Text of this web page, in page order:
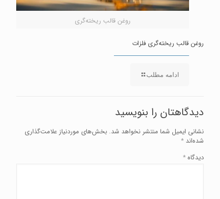
روغن قالب ریخته‌گری
روغن قالب ریخته‌گری فلزات
ادامه مطلب
دیدگاهتان را بنویسید
نشانی ایمیل شما منتشر نخواهد شد. بخش‌های موردنیاز علامت‌گذاری
شده‌اند *
دیدگاه*